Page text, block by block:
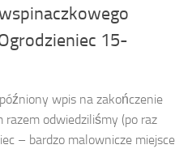
15-
wpis na zakończenie
razem odwiedziliśmy (po raz
– bardzo malownicze miejsce